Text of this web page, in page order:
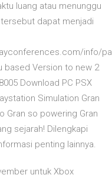
luang atau menunggu
dapat menjadi
info/
based Version to new 2
Download PC PSX
Simulation Gran
Gran so powering Gran
sejarah! Dilengkapi
penting lainnya.
untuk Xbox